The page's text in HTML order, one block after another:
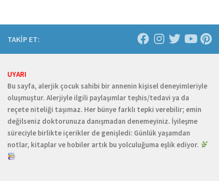
TAKİP ET:
UYARI
Bu sayfa, alerjik çocuk sahibi bir annenin kişisel deneyimleriyle
oluşmuştur. Alerjiyle ilgili paylaşımlar teşhis/tedavi ya da
reçete niteliği taşımaz. Her bünye farklı tepki verebilir; emin
değilseniz doktorunuza danışmadan denemeyiniz. İyileşme
süreciyle birlikte içerikler de genişledi: Günlük yaşamdan
notlar, kitaplar ve hobiler artık bu yolculuğuma eşlik ediyor.